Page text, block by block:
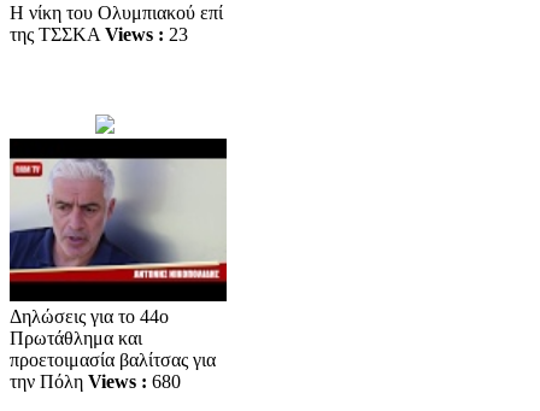
Η νίκη του Ολυμπιακού επί
της ΤΣΣΚΑ Views : 23
Δηλώσεις για το 44ο
Πρωτάθλημα και
προετοιμασία βαλίτσας για
την Πόλη Views : 680